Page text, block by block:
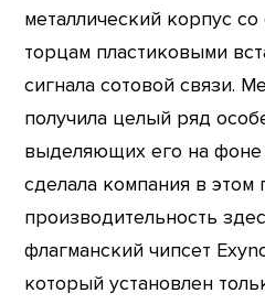
металлический корпус
торцам пластиковыми
сигнала сотовой связи.
получила целый ряд
выделяющих его на фоне
сделала компания в этом
производительность
флагманский чипсет
который установлен